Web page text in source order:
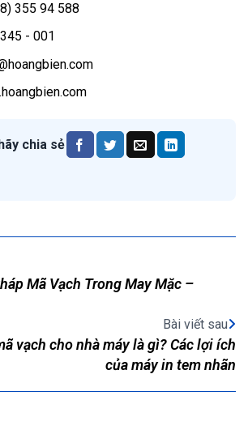
355 94 588
- 001
chia sẻ
Mã Vạch Trong May Mặc –
Bài viết sau
vạch cho nhà máy là gì? Các lợi ích
của máy in tem nhãn